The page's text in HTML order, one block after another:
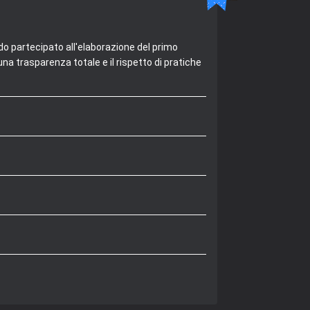
partecipato all'elaborazione del primo
trasparenza totale e il rispetto di pratiche